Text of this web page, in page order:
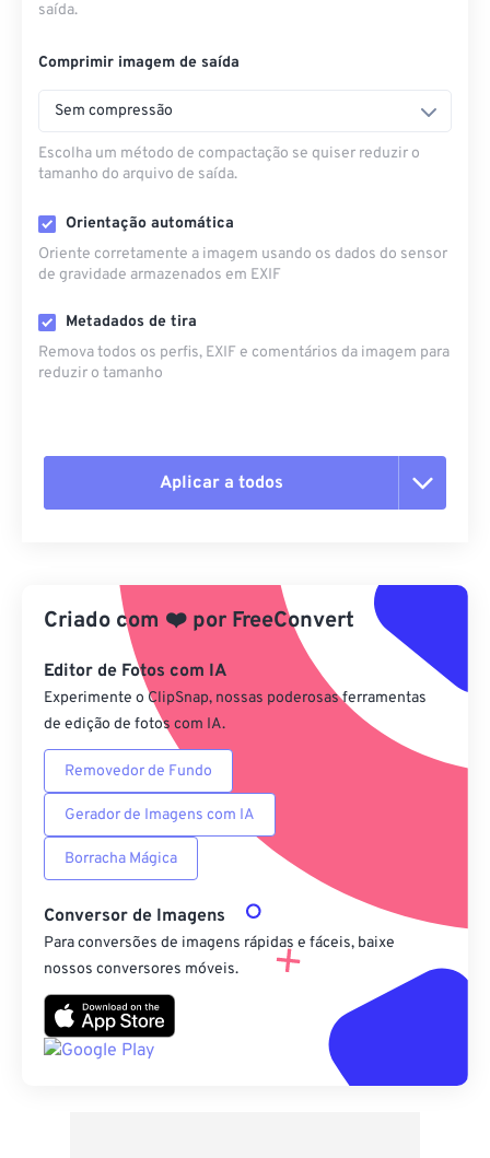
saída.
Comprimir imagem de saída
Sem compressão
Escolha um método de compactação se quiser reduzir o
tamanho do arquivo de saída.
Orientação automática
Oriente corretamente a imagem usando os dados do sensor
de gravidade armazenados em EXIF
Metadados de tira
Remova todos os perfis, EXIF ​​e comentários da imagem para
reduzir o tamanho
Aplicar a todos
Aplicar a partir da predefinição
Salvar como predefinição
Criado com ❤️ por FreeConvert
Editor de Fotos com IA
Experimente o ClipSnap, nossas poderosas ferramentas
de edição de fotos com IA.
Removedor de Fundo
Gerador de Imagens com IA
Borracha Mágica
Conversor de Imagens
Para conversões de imagens rápidas e fáceis, baixe
nossos conversores móveis.